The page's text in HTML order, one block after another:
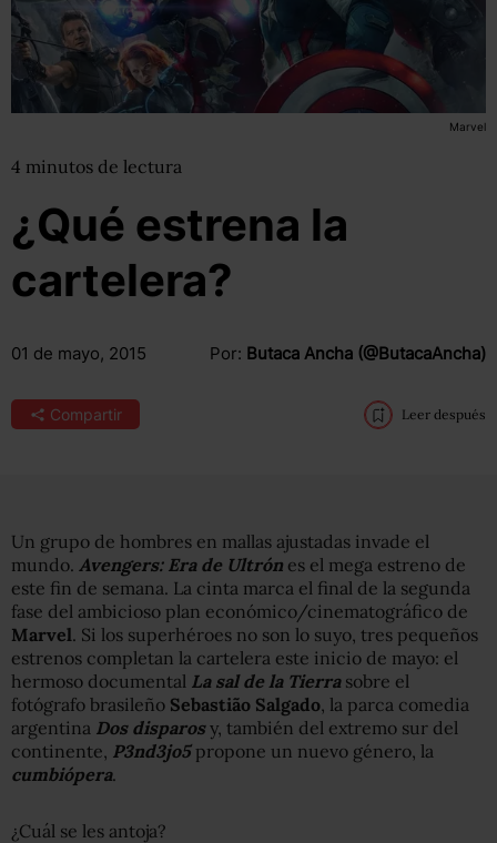
Marvel
4 minutos de lectura
¿Qué estrena la
cartelera?
01 de mayo, 2015 Por: Butaca Ancha (@ButacaAncha)
Compartir Leer después
Un grupo de hombres en mallas ajustadas invade el
mundo. Avengers: Era de Ultrón es el mega estreno de
este fin de semana. La cinta marca el final de la segunda
fase del ambicioso plan económico/cinematográfico de
Marvel. Si los superhéroes no son lo suyo, tres pequeños
estrenos completan la cartelera este inicio de mayo: el
hermoso documental La sal de la Tierrasobre el
fotógrafo brasileño Sebastião Salgado, la parca comedia
argentina Dos disparosy, también del extremo sur del
continente, P3nd3jo5 propone un nuevo género, la
cumbiópera.
¿Cuál se les antoja?